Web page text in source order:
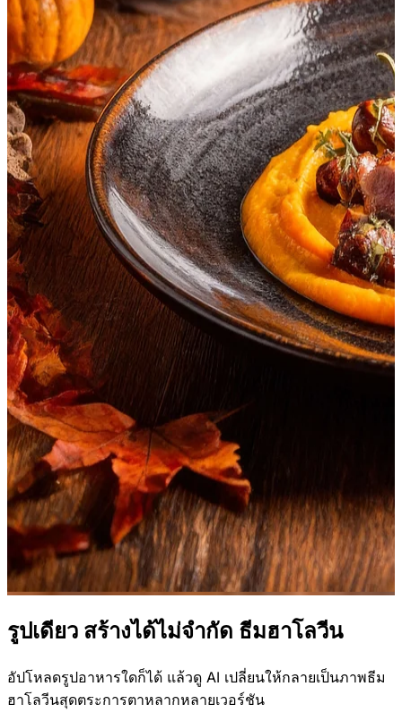
รูปเดียว สร้างได้ไม่จำกัด ธีมฮาโลวีน
อัปโหลดรูปอาหารใดก็ได้ แล้วดู AI เปลี่ยนให้กลายเป็นภาพธีม
ฮาโลวีนสุดตระการตาหลากหลายเวอร์ชัน